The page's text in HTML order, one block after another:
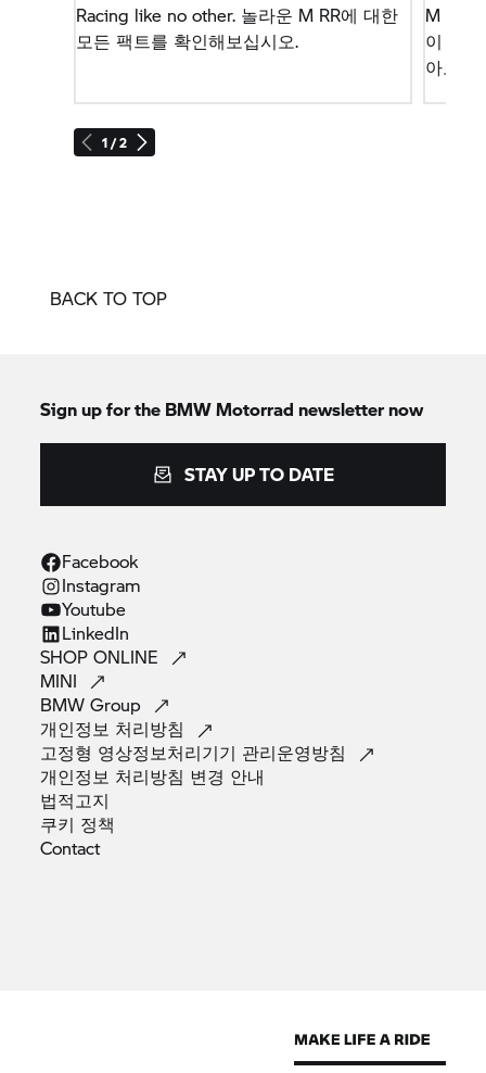
1 / 2
Racing like no other. 놀라운 M RR에 대한
모든 팩트를 확인해보십시오.
M RR,
이 세
아보십
BACK TO TOP
Sign up for the BMW Motorrad newsletter now
STAY UP TO DATE
Facebook
Instagram
Youtube
LinkedIn
SHOPONLINE
MINI
BMWGroup
개인정보 처리방침
고정형 영상정보처리기기 관리운영방침
개인정보 처리방침 변경 안내
법적고지
쿠키 정책
Contact